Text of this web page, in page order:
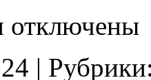
записи
51K0
00003
отключены
|